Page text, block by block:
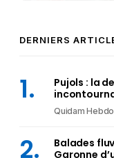
DERNIERS
Pujols : la
Quidam Hebdo
Balades
Garonne